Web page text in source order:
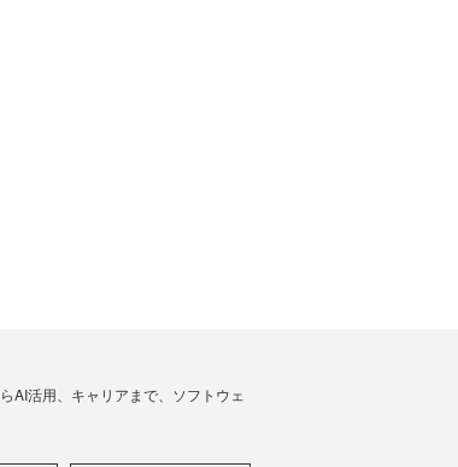
AI活用、キャリアまで、ソフトウェ